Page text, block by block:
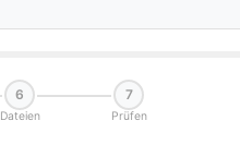
6
Dateien
7
Prüfen